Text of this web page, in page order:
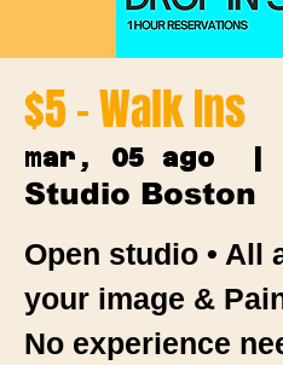
$5 - Walk Ins
mar, 05 ago
  |
Studio Boston
Open studio • All
your image &
No experience